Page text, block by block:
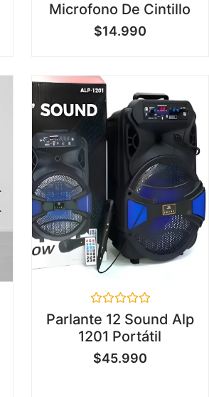
0
de
5
Microfono De Cintillo
$14.990
Valorado
en
0
de
5
Parlante 12 Sound Alp
1201 Portátil
$45.990